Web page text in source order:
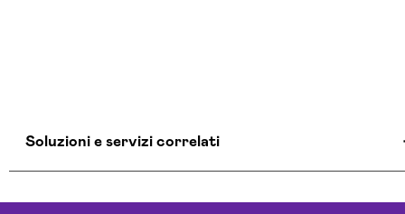
Soluzioni e servizi correlati
Aziende Intelligenza Artificiale Sondrio